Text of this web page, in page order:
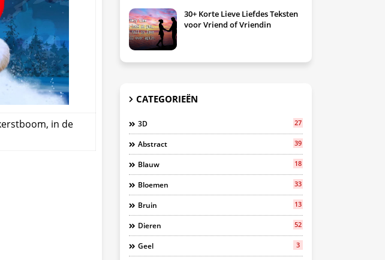
in de
30+ Korte Lieve Liefdes Teksten
voor Vriend of Vriendin
CATEGORIEËN
3D 27
Abstract 39
Blauw 18
Bloemen 33
Bruin 13
Dieren 52
Geel 3